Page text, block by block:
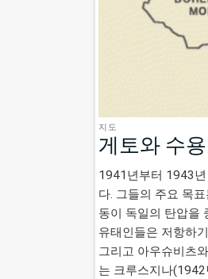
지도
게토와 수
1941년부터 1943년
다. 그들의 주요 목
동이 독일의 탄압을
유태인들은 저항하
그리고 아우슈비츠
는 크루스지나